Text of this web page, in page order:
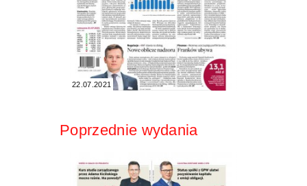
22.07.2021
Poprzednie wydania